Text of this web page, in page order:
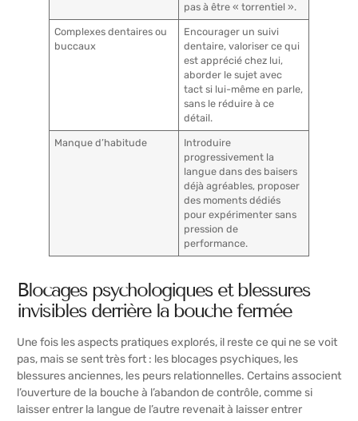
pas à être « torrentiel ».
Complexes dentaires ou
buccaux
Encourager un suivi
dentaire, valoriser ce qui
est apprécié chez lui,
aborder le sujet avec
tact si lui-même en parle,
sans le réduire à ce
détail.
Manque d’habitude
Introduire
progressivement la
langue dans des baisers
déjà agréables, proposer
des moments dédiés
pour expérimenter sans
pression de
performance.
Blocages psychologiques et blessures
invisibles derrière la bouche fermée
Une fois les aspects pratiques explorés, il reste ce qui ne se voit
pas, mais se sent très fort : les blocages psychiques, les
blessures anciennes, les peurs relationnelles. Certains associent
l’ouverture de la bouche à l’abandon de contrôle, comme si
laisser entrer la langue de l’autre revenait à laisser entrer